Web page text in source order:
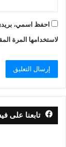
احفظ اسمي،
لاستخدامها المرة
تابعنا على